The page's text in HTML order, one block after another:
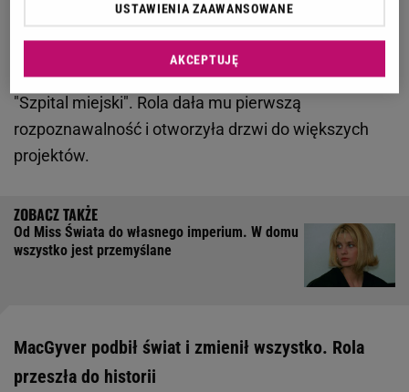
przekreśliła te plany i skierowała go w stronę
. Z czasem zaczął występować w teatrze i
reklamach, aż w końcu trafił do popularnego serialu
"Szpital miejski". Rola dała mu pierwszą
rozpoznawalność i otworzyła drzwi do większych
projektów.
Od Miss Świata do własnego imperium. W domu
wszystko jest przemyślane
MacGyver podbił świat i zmienił wszystko. Rola
przeszła do historii
USTAWIENIA ZAAWANSOWANE
AKCEPTUJĘ